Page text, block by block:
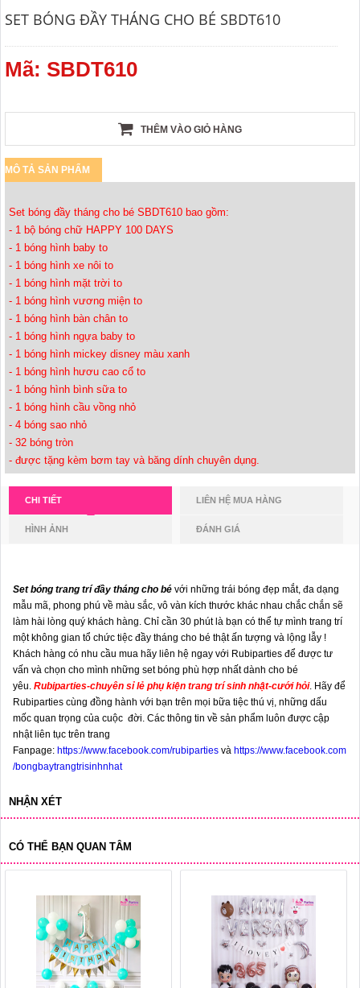
SET BÓNG ĐẦY THÁNG CHO BÉ SBDT610
Mã: SBDT610
THÊM VÀO GIỎ HÀNG
MÔ TẢ SẢN PHẨM
Set bóng đầy tháng cho bé SBDT610 bao gồm:
- 1 bộ bóng chữ HAPPY 100 DAYS
- 1 bóng hình baby to
- 1 bóng hình xe nôi to
- 1 bóng hình mặt trời to
- 1 bóng hình vương miện to
- 1 bóng hình bàn chân to
- 1 bóng hình ngựa baby to
- 1 bóng hình mickey disney màu xanh
- 1 bóng hình hươu cao cổ to
- 1 bóng hình bình sữa to
- 1 bóng hình cầu vồng nhỏ
- 4 bóng sao nhỏ
- 32 bóng tròn
- được tặng kèm bơm tay và băng dính chuyên dụng.
CHI TIẾT LIÊN HỆ MUA HÀNG
HÌNH ẢNH ĐÁNH GIÁ
Set bóng trang trí đầy tháng cho bé với những trái bóng đẹp mắt, đa dạng
mẫu mã, phong phú về màu sắc, vô vàn kích thước khác nhau chắc chắn sẽ
làm hài lòng quý khách hàng. Chỉ cần 30 phút là bạn có thể tự mình trang trí
một không gian tổ chức tiệc đầy tháng cho bé thật ấn tượng và lộng lẫy !
Khách hàng có nhu cầu mua hãy liên hệ ngay với Rubiparties để được tư
vấn và chọn cho mình những set bóng phù hợp nhất dành cho bé
yêu. Rubiparties-chuyên sỉ lẻ phụ kiện trang trí sinh nhật-cưới hỏi. Hãy để
Rubiparties cùng đồng hành với bạn trên mọi bữa tiệc thú vị, những dấu
mốc quan trọng của cuộc đời. Các thông tin về sản phẩm luôn được cập
nhật liên tục trên trang
Fanpage: https://www.facebook.com/rubiparties và https://www.facebook.com
/bongbaytrangtrisinhnhat
NHẬN XÉT
CÓ THỂ BẠN QUAN TÂM